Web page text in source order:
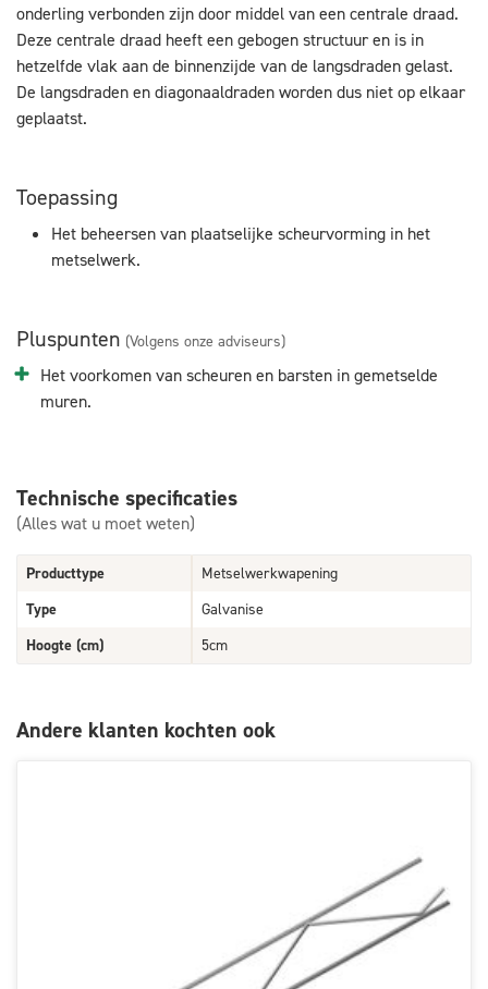
onderling verbonden zijn door middel van een centrale draad.
Deze centrale draad heeft een gebogen structuur en is in
hetzelfde vlak aan de binnenzijde van de langsdraden gelast.
De langsdraden en diagonaaldraden worden dus niet op elkaar
geplaatst.
Toepassing
Het beheersen van plaatselijke scheurvorming in het
metselwerk.
Pluspunten (Volgens onze adviseurs)
Het voorkomen van scheuren en barsten in gemetselde
muren.
Technische specificaties
(Alles wat u moet weten)
Producttype
Metselwerkwapening
Type
Galvanise
Hoogte (cm)
5cm
Andere klanten kochten ook